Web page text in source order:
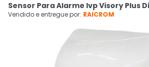
Cupons
Mais Vendidos
Ativar tradutor em libras
CADASTRE-SE
Sensor Para Alarme Ivp Visory Plus
Vendido e entregue por: RAICROM